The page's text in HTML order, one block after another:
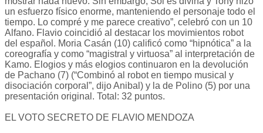
un esfuerzo físico enorme, manteniendo el personaje todo el
tiempo. Lo compré y me parece creativo”, celebró con un 10
Alfano. Flavio coincidió al destacar los movimientos robot
del español. Moria Casán (10) calificó como “hipnótica” a la
coreografía y como “magistral y virtuosa” al interpretación de
Kamo. Elogios y más elogios continuaron en la devolución
de Pachano (7) (“Combinó al robot en tiempo musical y
disociación corporal”, dijo Anibal) y la de Polino (5) por una
presentación original. Total: 32 puntos.
EL VOTO SECRETO DE FLAVIO MENDOZA